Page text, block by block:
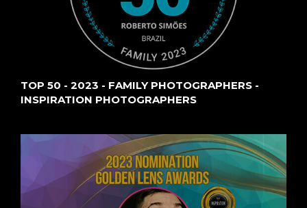
TOP 50 - 2023 - FAMILY PHOTOGRAPHERS -
INSPIRATION PHOTOGRAPHERS